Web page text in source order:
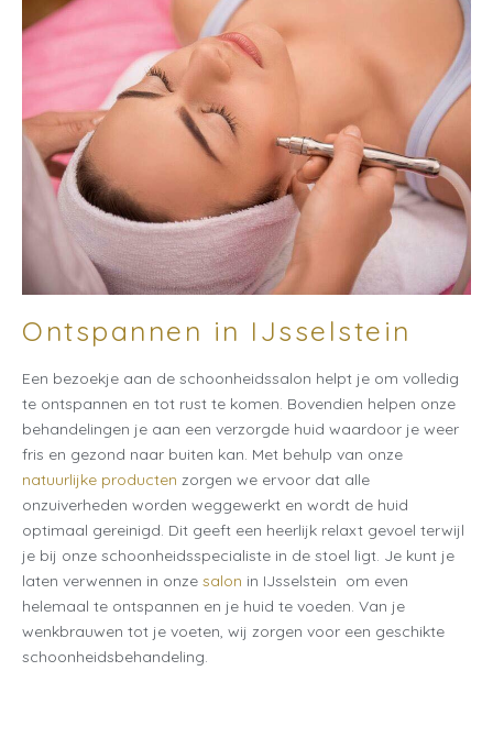
Ontspannen in IJsselstein
Een bezoekje aan de schoonheidssalon helpt je om volledig
te ontspannen en tot rust te komen. Bovendien helpen onze
behandelingen je aan een verzorgde huid waardoor je weer
fris en gezond naar buiten kan. Met behulp van onze
natuurlijke producten zorgen we ervoor dat alle
onzuiverheden worden weggewerkt en wordt de huid
optimaal gereinigd. Dit geeft een heerlijk relaxt gevoel terwijl
je bij onze schoonheidsspecialiste in de stoel ligt. Je kunt je
laten verwennen in onze salon in IJsselstein om even
helemaal te ontspannen en je huid te voeden. Van je
wenkbrauwen tot je voeten, wij zorgen voor een geschikte
schoonheidsbehandeling.